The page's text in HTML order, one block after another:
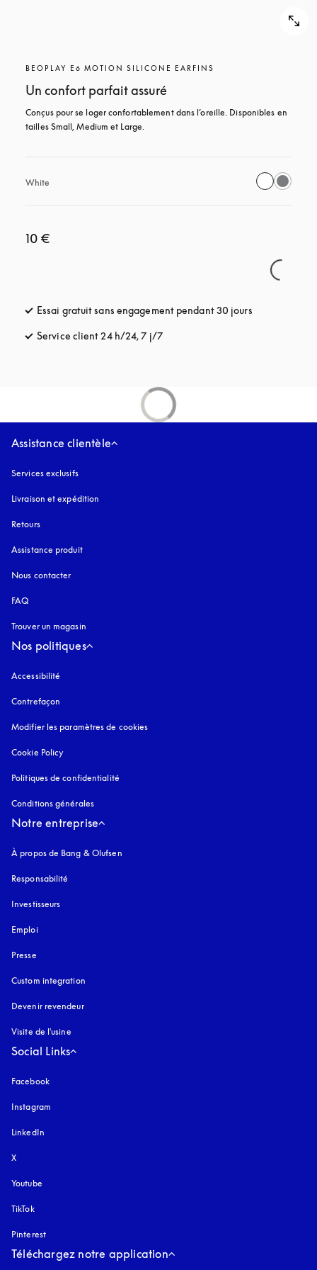
BEOPLAY E6 MOTION SILICONE EARFINS
Un confort parfait assuré
Conçus pour se loger confortablement dans l’oreille. Disponibles en
tailles Small, Medium et Large.
White
10 €
Essai gratuit sans engagement pendant 30 jours
Service client 24 h/24, 7 j/7s’ouvre dans un nouvel onglet
Assistance clientèle
Services exclusifs
Livraison et expédition
Retours
Assistance produit
Nous contacter
FAQ
Trouver un magasin
Nos politiques
Accessibilité
Contrefaçon
Modifier les paramètres de cookies
Cookie Policy
Politiques de confidentialité
Conditions générales
Notre entreprise
À propos de Bang & Olufsen
Responsabilité
Investisseurs
Emploi
Presse
Custom integration
Devenir revendeur
Visite de l'usine
Social Links
Facebook
Instagram
LinkedIn
X
Youtube
TikTok
Pinterest
Téléchargez notre application